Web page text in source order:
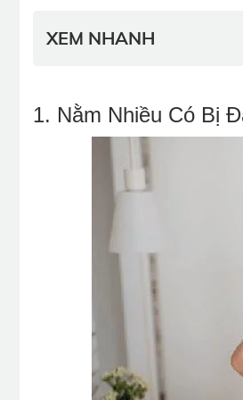
XEM NHANH
1. Nằm Nhiều Có Bị